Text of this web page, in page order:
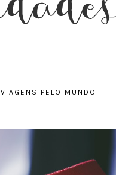
VIAGENS PELO MUNDO